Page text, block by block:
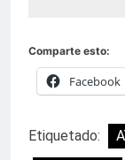
Comparte esto:
Facebook
Etiquetado: